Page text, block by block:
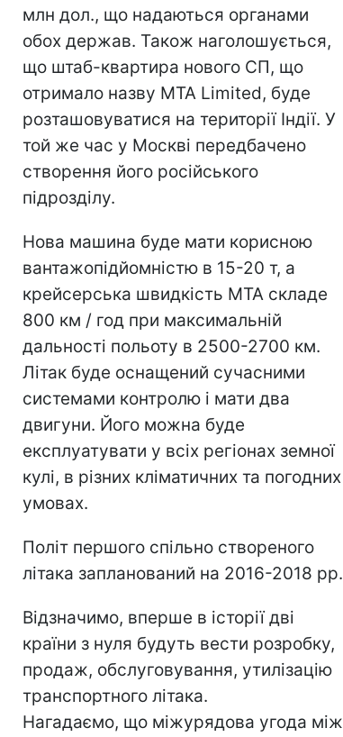
млн дол., що надаються органами
обох держав. Також наголошується,
що штаб-квартира нового СП, що
отримало назву MTA Limited, буде
розташовуватися на території Індії. У
той же час у Москві передбачено
створення його російського
підрозділу.
Нова машина буде мати корисною
вантажопідйомністю в 15-20 т, а
крейсерська швидкість МТА складе
800 км / год при максимальній
дальності польоту в 2500-2700 км.
Літак буде оснащений сучасними
системами контролю і мати два
двигуни. Його можна буде
експлуатувати у всіх регіонах земної
кулі, в різних кліматичних та погодних
умовах.
Політ першого спільно створеного
літака запланований на 2016-2018 рр.
Відзначимо, вперше в історії дві
країни з нуля будуть вести розробку,
продаж, обслуговування, утилізацію
транспортного літака.
Нагадаємо, що міжурядова угода між